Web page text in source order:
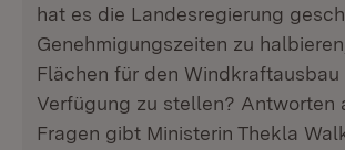
hat es die Landesregierung
Genehmigungszeiten zu
Flächen für den Windkraftausbau
Verfügung zu stellen? Antworten
Fragen gibt Ministerin Thekla